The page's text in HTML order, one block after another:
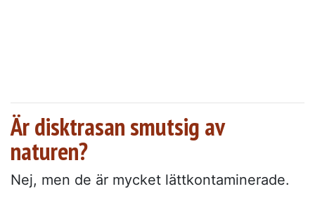
Är disktrasan smutsig av
naturen?
Nej, men de är mycket lättkontaminerade.